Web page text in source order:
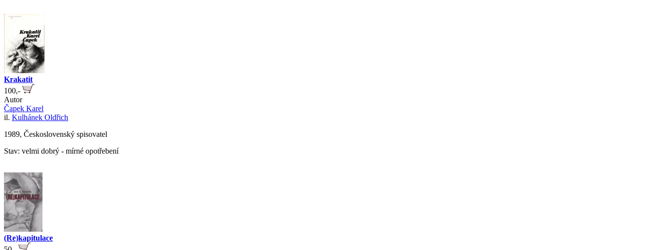
Krakatit
100,-
Autor
Čapek Karel
il. Kulhánek Oldřich
1989, Československý spisovatel
Stav: velmi dobrý - mírné opotřebení
(Re)kapitulace